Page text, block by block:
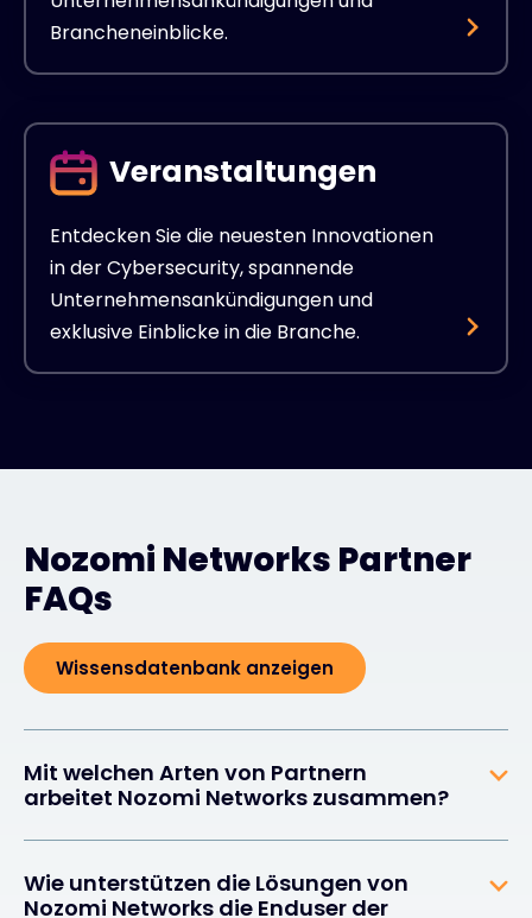
Brancheneinblicke.
Veranstaltungen
Entdecken Sie die neuesten Innovationen
in der Cybersecurity, spannende
Unternehmensankündigungen und
exklusive Einblicke in die Branche.
Nozomi Networks Partner
FAQs
Wissensdatenbank anzeigen
Mit welchen Arten von Partnern
arbeitet Nozomi Networks zusammen?
Wie unterstützen die Lösungen von
Nozomi Networks die Enduser der